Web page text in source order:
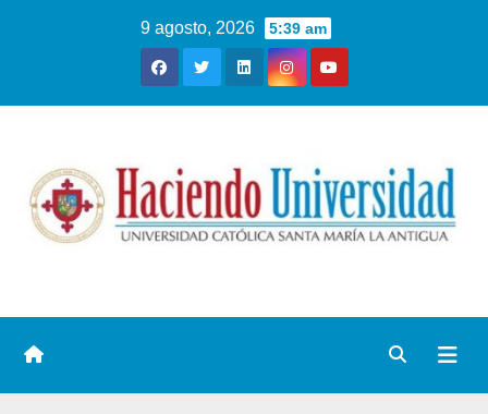
9 agosto, 2026 5:39 am